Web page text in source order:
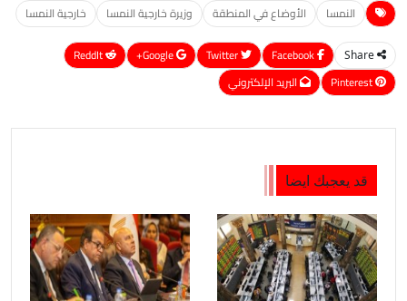
النمسا الأوضاع في المنطقة وزيرة خارجية النمسا خارجية النمسا
Share
Google+
ReddIt
Pinterest
البريد الإلكتروني
قد يعجبك ايضا